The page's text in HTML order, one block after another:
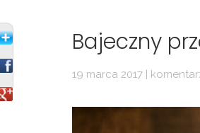
Bajeczny
19 marca 2017 |